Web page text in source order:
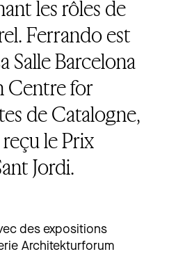
les rôles de
Ferrando est
Salle Barcelona
Centre for
de Catalogne,
le Prix
Jordi.
des expositions
Architekturforum